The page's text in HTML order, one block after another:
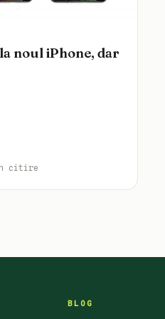
noul iPhone, dar
citire
BLOG